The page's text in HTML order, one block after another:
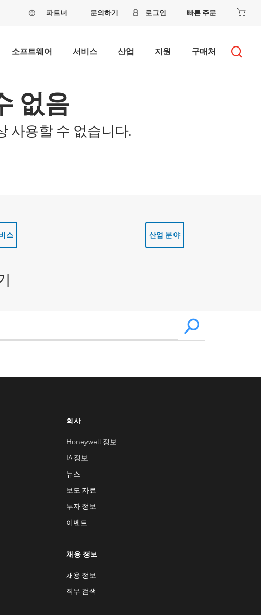
파트너 문의하기 로그인 빠른 주문
소프트웨어 서비스 산업 지원 구매처
없음
사용할 수 없습니다.
스 산업 분야
회사
Honeywell 정보
IA 정보
뉴스
보도 자료
투자 정보
이벤트
채용 정보
채용 정보
직무 검색